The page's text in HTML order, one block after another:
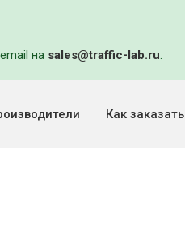
на sales@traffic-lab.ru.
Как заказать